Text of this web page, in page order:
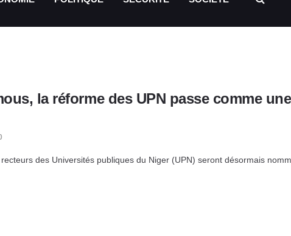
la réforme des UPN passe comme
des Universités publiques du Niger (UPN) seront désormais